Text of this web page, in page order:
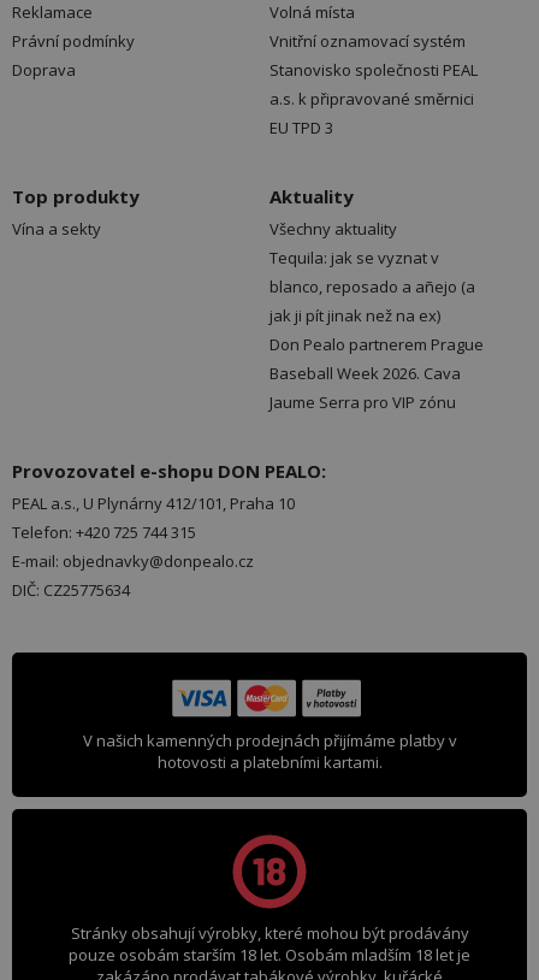
Reklamace
Právní podmínky
Doprava
Volná místa
Vnitřní oznamovací systém
Stanovisko společnosti PEAL
a.s. k připravované směrnici
EU TPD 3
Top produkty
Vína a sekty
Aktuality
Všechny aktuality
Tequila: jak se vyznat v
blanco, reposado a añejo (a
jak ji pít jinak než na ex)
Don Pealo partnerem Prague
Baseball Week 2026. Cava
Jaume Serra pro VIP zónu
Provozovatel e-shopu DON PEALO:
PEAL a.s., U Plynárny 412/101, Praha 10
Telefon: +420 725 744 315
E-mail: objednavky@donpealo.cz
DIČ: CZ25775634
V našich kamenných prodejnách přijímáme platby v
hotovosti a platebními kartami.
Stránky obsahují výrobky, které mohou být prodávány
pouze osobám starším 18 let. Osobám mladším 18 let je